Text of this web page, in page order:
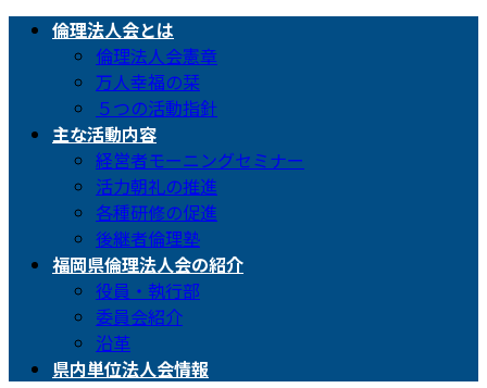
倫理法人会とは
倫理法人会憲章
万人幸福の栞
５つの活動指針
主な活動内容
経営者モーニングセミナー
活力朝礼の推進
各種研修の促進
後継者倫理塾
福岡県倫理法人会の紹介
役員・執行部
委員会紹介
沿革
県内単位法人会情報